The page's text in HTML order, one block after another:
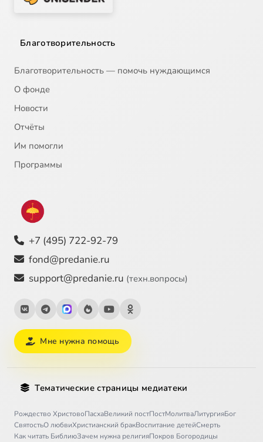
Благотворительность
Благотворительность — помочь нуждающимся
О фонде
Новости
Отчёты
Им помогли
Программы
+7 (495) 722-92-79
fond@predanie.ru
support@predanie.ru (техн.вопросы)
Мне нужна помощь
Тематические страницы медиатеки
Рождество ХристовоПасхаВеликий постПостМолитваЛитургияБог
СвятостьО любвиХристианский бракВоспитание детейСмерть
Как читать БиблиюЗачем нужна религияПокров Богородицы